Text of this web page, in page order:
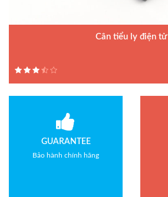
Cân tiểu ly điện tử
Hãng sản xuất : Jadever
GUARANTEE
Bảo hành chính hãng